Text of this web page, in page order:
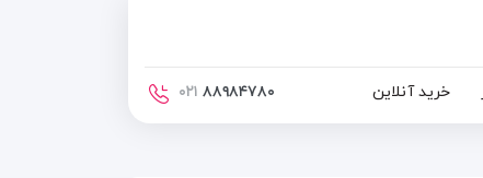
خرید آنلاین ۸۸۹۸۴۷۸۰ ۰۲۱